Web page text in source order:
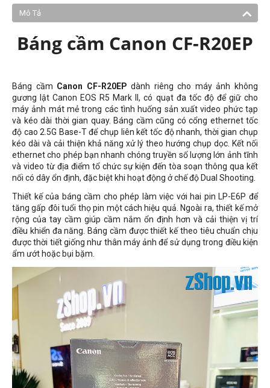
Mô Tả
Báng cầm Canon CF-R20EP
Báng cầm Canon CF-R20EP dành riêng cho máy ảnh không
gương lật Canon EOS R5 Mark II, có quạt đa tốc độ để giữ cho
máy ảnh mát mẻ trong các tình huống sản xuất video phức tạp
và kéo dài thời gian quay. Báng cầm cũng có cổng ethernet tốc
độ cao 2.5G Base-T để chụp liên kết tốc độ nhanh, thời gian chụp
kéo dài và cải thiện khả năng xử lý theo hướng chụp dọc. Kết nối
ethernet cho phép bạn nhanh chóng truyền số lượng lớn ảnh tĩnh
và video từ địa điểm tổ chức sự kiện đến tòa soạn thông qua kết
nối có dây ổn định, đặc biệt khi hoạt động ở chế độ Dual Shooting.
Thiết kế của báng cầm cho phép làm việc với hai pin LP-E6P để
tăng gấp đôi tuổi thọ pin một cách hiệu quả. Ngoài ra, thiết kế mở
rộng của tay cầm giúp cầm nắm ổn định hơn và cải thiện vị trí
điều khiển đa năng. Báng cầm được thiết kế theo tiêu chuẩn chịu
được thời tiết giống như thân máy ảnh để sử dụng trong điều kiện
ẩm ướt hoặc bụi bặm.